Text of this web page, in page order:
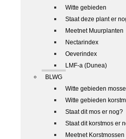
Witte gebieden
Staat deze plant er
Meetnet Muurplanten
Nectarindex
Oeverindex
LMF-a (Dunea)
BLWG
Witte gebieden
Witte gebieden
Staat dit mos er nog?
Staat dit korstmos er
Meetnet Korstmossen